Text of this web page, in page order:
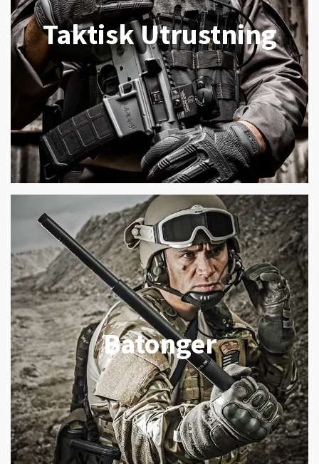
Taktisk Utrustning
Batonger